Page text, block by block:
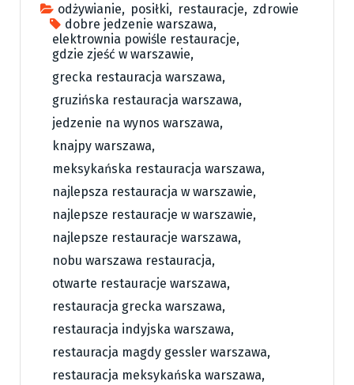
odżywianie, posiłki, restauracje, zdrowie
dobre jedzenie warszawa,
elektrownia powiśle restauracje,
gdzie zjeść w warszawie,
grecka restauracja warszawa,
gruzińska restauracja warszawa,
jedzenie na wynos warszawa,
knajpy warszawa,
meksykańska restauracja warszawa,
najlepsza restauracja w warszawie,
najlepsze restauracje w warszawie,
najlepsze restauracje warszawa,
nobu warszawa restauracja,
otwarte restauracje warszawa,
restauracja grecka warszawa,
restauracja indyjska warszawa,
restauracja magdy gessler warszawa,
restauracja meksykańska warszawa,